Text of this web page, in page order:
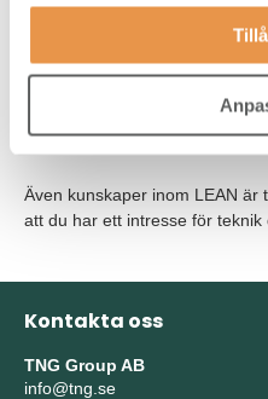
Det är meriterande med
kvalitetssäkring av produkteller
kopplat till inköpt material,
Även kunskaper inom LEAN är
att du har ett intresse för teknik
Kontakta oss
TNG Group AB
info@tng.se